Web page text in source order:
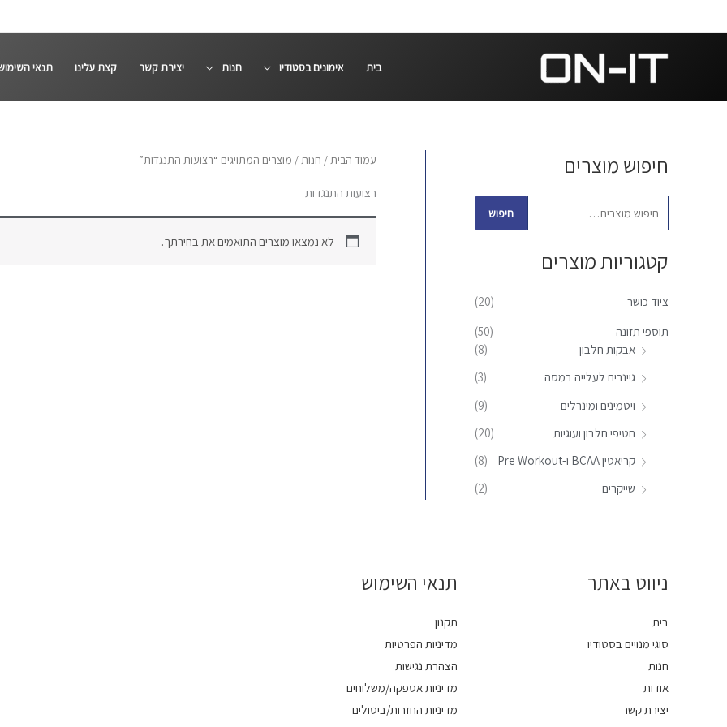
לתוכן
בית אימונים בסטודיו חנות יצירת קשר קצת עלינו תנאי
חיפוש מוצרים
ח
פ
ו
ש
ו
ר
:
חיפוש
קטגוריות מוצרים
ציוד כושר
(20)
תוספי תזונה
(50)
אבקות חלבון
(8)
גיינרים לעלייה במסה
(3)
ויטמינים ומינרלים
(9)
חטיפי חלבון ועוגיות
(20)
קריאטין BCAA ו-Pre Workout
(8)
שייקרים
(2)
עמוד הבית/ חנות/ מוצרים המתויגים “רצועות התנגדות”
רצועות התנגדות
לא נמצאו מוצרים התואמים את בחירתך.
ניווט באתר
בית
סוגי מנויים בסטודיו
חנות
אודות
יצירת קשר
תנאי השימוש
תקנון
מדיניות הפרטיות
הצהרת נגישות
מדיניות אספקה/משלוחים
מדיניות החזרות/ביטולים